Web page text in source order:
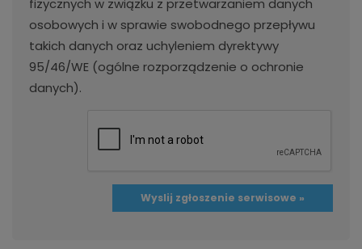
osobowych i w sprawie swobodnego przepływu
takich danych oraz uchyleniem dyrektywy
95/46/WE (ogólne rozporządzenie o ochronie
danych).
Wyslij zgłoszenie serwisowe »